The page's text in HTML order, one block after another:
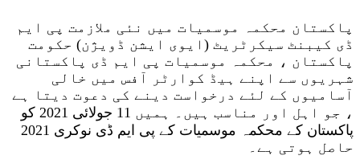
پاکستان محکمہ موسمیات میں نئی ​​ملازمت پی ایم
ڈی کیبنٹ سیکرٹریٹ (ایوی ایشن ڈویژن) حکومت
پاکستان ، محکمہ موسمیات پی ایم ڈی پاکستانی
شہریوں سے اپنے ہیڈ کوارٹر آفس میں خالی
آسامیوں کے لئے درخواست دینے کی دعوت دیتا ہے
، جو اہل اور مناسب ہیں۔ ہمیں 11 جولائی 2021 کو
پاکستان کے محکمہ موسمیات کے پی ایم ڈی نوکری 2021
حاصل ہوتی ہے۔